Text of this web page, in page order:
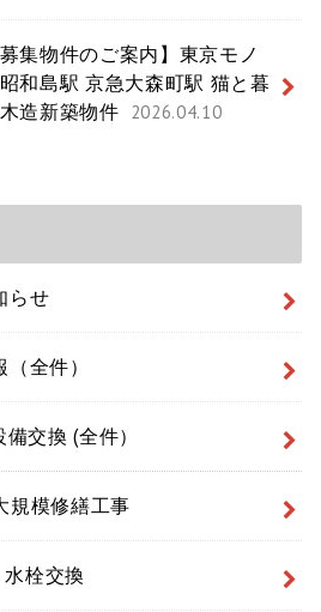
募集物件のご案内】東京モノ
和島駅 京急大森町駅 猫と暮
造新築物件 2026.04.10
らせ
全件）
交換 (全件）
規模修繕工事
栓交換